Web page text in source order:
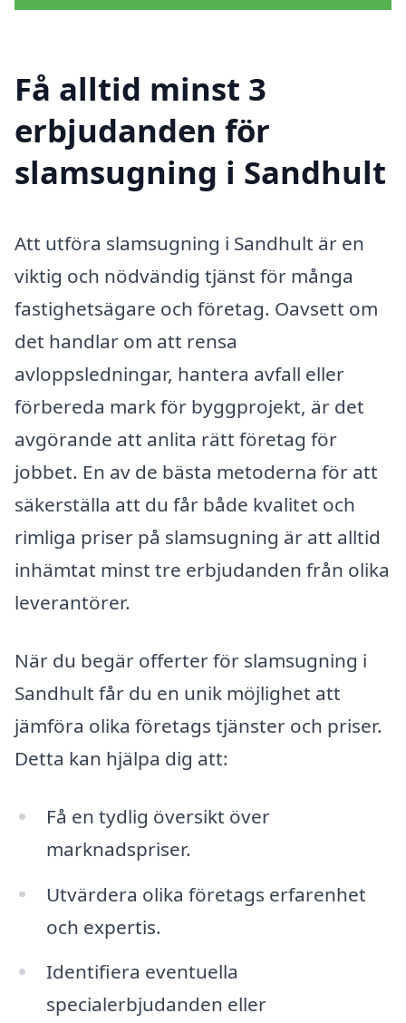
Få alltid minst 3
erbjudanden för
slamsugning i Sandhult
Att utföra slamsugning i Sandhult är en
viktig och nödvändig tjänst för många
fastighetsägare och företag. Oavsett om
det handlar om att rensa
avloppsledningar, hantera avfall eller
förbereda mark för byggprojekt, är det
avgörande att anlita rätt företag för
jobbet. En av de bästa metoderna för att
säkerställa att du får både kvalitet och
rimliga priser på slamsugning är att alltid
inhämtat minst tre erbjudanden från olika
leverantörer.
När du begär offerter för slamsugning i
Sandhult får du en unik möjlighet att
jämföra olika företags tjänster och priser.
Detta kan hjälpa dig att:
Få en tydlig översikt över
marknadspriser.
Utvärdera olika företags erfarenhet
och expertis.
Identifiera eventuella
specialerbjudanden eller